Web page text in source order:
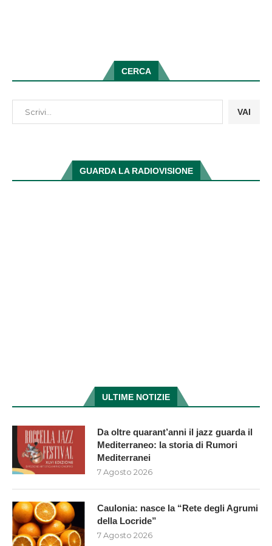
CERCA
VAI
GUARDA LA RADIOVISIONE
ULTIME NOTIZIE
Da oltre quarant’anni il jazz guarda il
Mediterraneo: la storia di Rumori
Mediterranei
7 Agosto 2026
Caulonia: nasce la “Rete degli Agrumi
della Locride”
7 Agosto 2026